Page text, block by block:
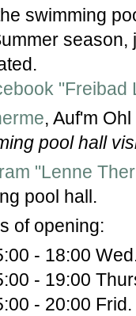
swimming
season,
"Freibad
, Auf'm
pool hall
"Lenne
pool hall.
of opening:
- 18:00
- 19:00
- 20:00 Frid.